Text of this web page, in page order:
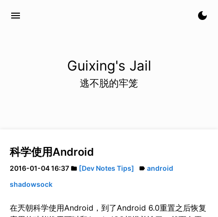
menu dark_mode
Guixing's Jail
逃不脱的牢笼
科学使用Android
2016-01-04 16:37 folder [Dev Notes Tips] label android
shadowsock
在兲朝科学使用Android，到了Android 6.0重置之后恢复